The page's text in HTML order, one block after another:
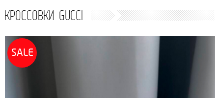
КРОССОВКИ GUCCI
SALE